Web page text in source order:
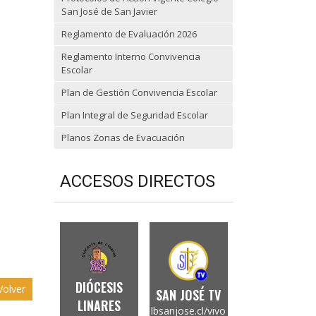
San José de San Javier
Reglamento de Evaluación 2026
Reglamento Interno Convivencia
Escolar
Plan de Gestión Convivencia Escolar
Plan Integral de Seguridad Escolar
Planos Zonas de Evacuación
ACCESOS DIRECTOS
DIÓCESIS
LINARES
SAN JOSÉ TV
lbsanjose.cl/vivo